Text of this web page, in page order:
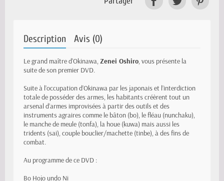
Description Avis (0)
Le grand maître d'Okinawa, Zenei Oshiro, vous présente la
suite de son premier DVD.
Suite à l’occupation d’Okinawa par les japonais et l’interdiction
totale de posséder des armes, les habitants créèrent tout un
arsenal d’armes improvisées à partir des outils et des
instruments agraires comme le bâton (bo), le fléau (nunchaku),
le manche de meule (tonfa), la houe (kuwa) mais aussi les
tridents (sai), couple bouclier/machette (tinbe), à des fins de
combat.
Au programme de ce DVD :
Bo Hojo undo Ni